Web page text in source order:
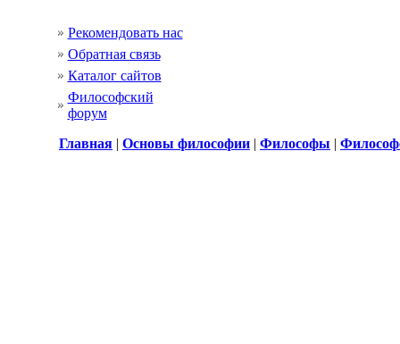
Рекомендовать нас
Обратная связь
Каталог сайтов
Философский
форум
Главная | Основы философии | Философы |